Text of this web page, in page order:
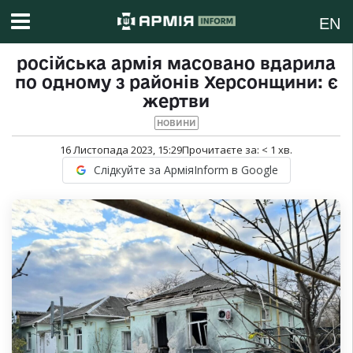
EN
російська армія масовано вдарила
по одному з районів Херсонщини: є
жертви
НОВИНИ
16 Листопада 2023, 15:29Прочитаєте за: < 1 хв.
Слідкуйте за АрміяInform в Google